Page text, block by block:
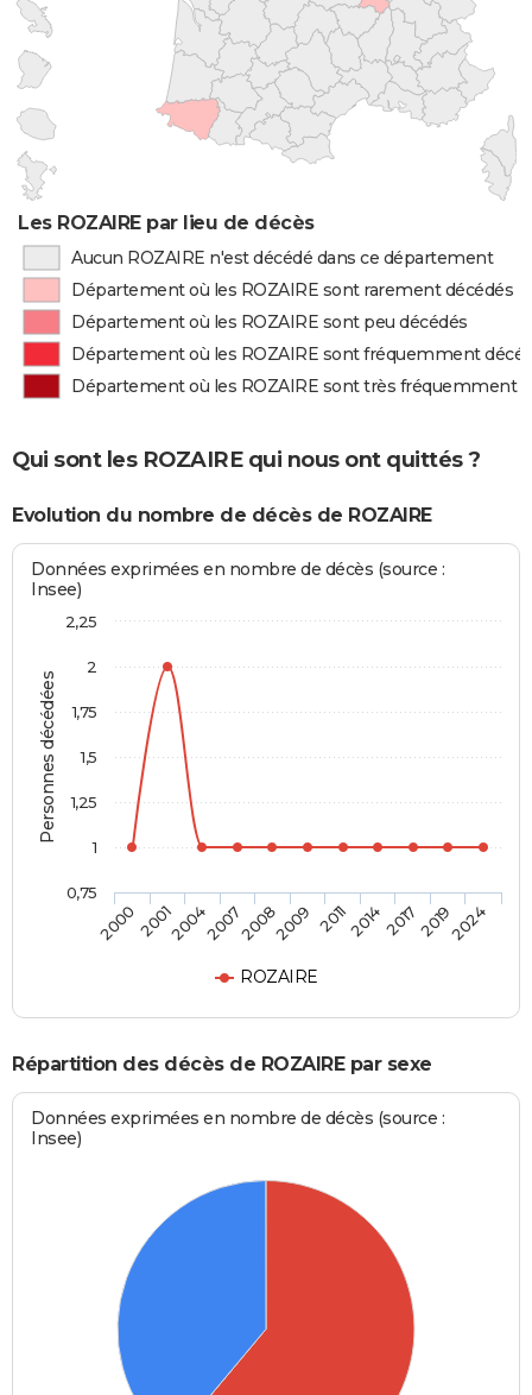
Les ROZAIRE par lieu de décès
Aucun ROZAIRE n'est décédé dans ce département
Département où les ROZAIRE sont rarement décédés
Département où les ROZAIRE sont peu décédés
Département où les ROZAIRE sont fréquemment
Département où les ROZAIRE sont très fréquemment
Qui sont les ROZAIRE qui nous ont quittés ?
Evolution du nombre de décès de ROZAIRE
Personnes décédées
Données exprimées en nombre de décès (source :
Insee)
ROZAIRE
200020012004200720082009 20112014201720192024
0,75
1
1,25
1,5
1,75
2
2,25
Répartition des décès de ROZAIRE par sexe
Données exprimées en nombre de décès (source :
Insee)